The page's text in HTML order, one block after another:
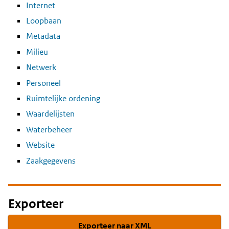
Internet
Loopbaan
Metadata
Milieu
Netwerk
Personeel
Ruimtelijke ordening
Waardelijsten
Waterbeheer
Website
Zaakgegevens
Exporteer
Exporteer naar XML